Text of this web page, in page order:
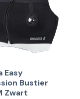
Easy
Bustier
Zwart